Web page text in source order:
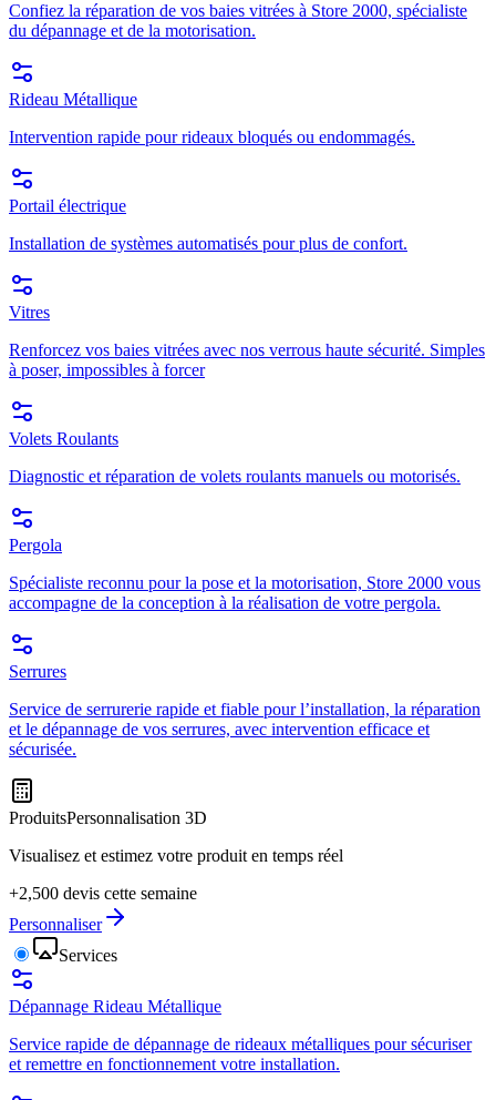
Confiez la réparation de vos baies vitrées à Store 2000, spécialiste
du dépannage et de la motorisation.
Rideau Métallique
Intervention rapide pour rideaux bloqués ou endommagés.
Portail électrique
Installation de systèmes automatisés pour plus de confort.
Vitres
Renforcez vos baies vitrées avec nos verrous haute sécurité. Simples
à poser, impossibles à forcer
Volets Roulants
Diagnostic et réparation de volets roulants manuels ou motorisés.
Pergola
Spécialiste reconnu pour la pose et la motorisation, Store 2000 vous
accompagne de la conception à la réalisation de votre pergola.
Serrures
Service de serrurerie rapide et fiable pour l’installation, la réparation
et le dépannage de vos serrures, avec intervention efficace et
sécurisée.
ProduitsPersonnalisation 3D
Visualisez et estimez votre produit en temps réel
+2,500 devis cette semaine
Personnaliser
Services
Dépannage Rideau Métallique
Service rapide de dépannage de rideaux métalliques pour sécuriser
et remettre en fonctionnement votre installation.